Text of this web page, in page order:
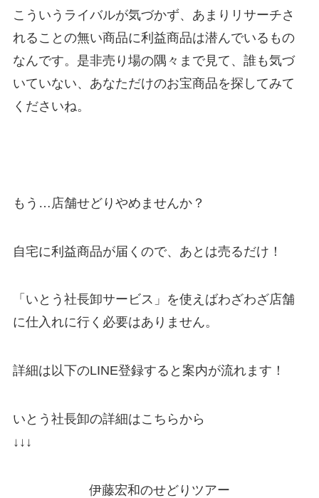
こういうライバルが気づかず、あまりリサーチさ
れることの無い商品に利益商品は潜んでいるもの
なんです。是非売り場の隅々まで見て、誰も気づ
いていない、あなただけのお宝商品を探してみて
くださいね。
もう…店舗せどりやめませんか？
自宅に利益商品が届くので、あとは売るだけ！
「いとう社長卸サービス」を使えばわざわざ店舗
に仕入れに行く必要はありません。
詳細は以下のLINE登録すると案内が流れます！
いとう社長卸の詳細はこちらから
↓↓↓
伊藤宏和のせどりツアー